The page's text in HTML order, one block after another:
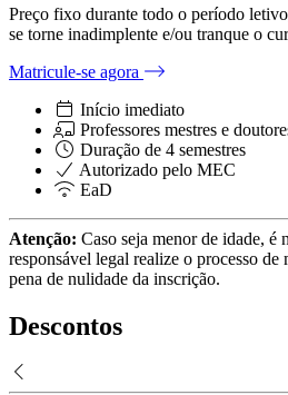
Preço fixo durante todo o período
se torne inadimplente e/ou tranque o
Matricule-se agora
Início imediato
Professores mestres e
Duração de 4 semestres
Autorizado pelo MEC
EaD
Atenção: Caso seja menor de idade, é
responsável legal realize o processo
pena de nulidade da inscrição.
Descontos